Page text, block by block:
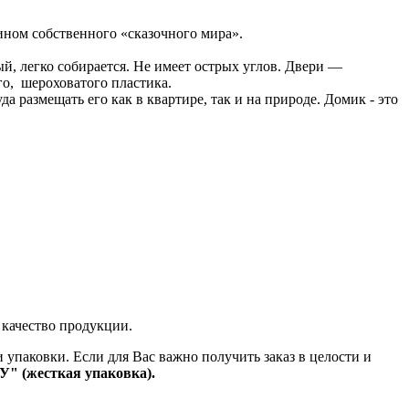
собственного «сказочного мира».
легко собирается. Не имеет острых углов. Двери —
шероховатого пластика.
размещать его как в квартире, так и на природе. Домик - это
продукции.
Если для Вас важно получить заказ в целости и
(жесткая упаковка).